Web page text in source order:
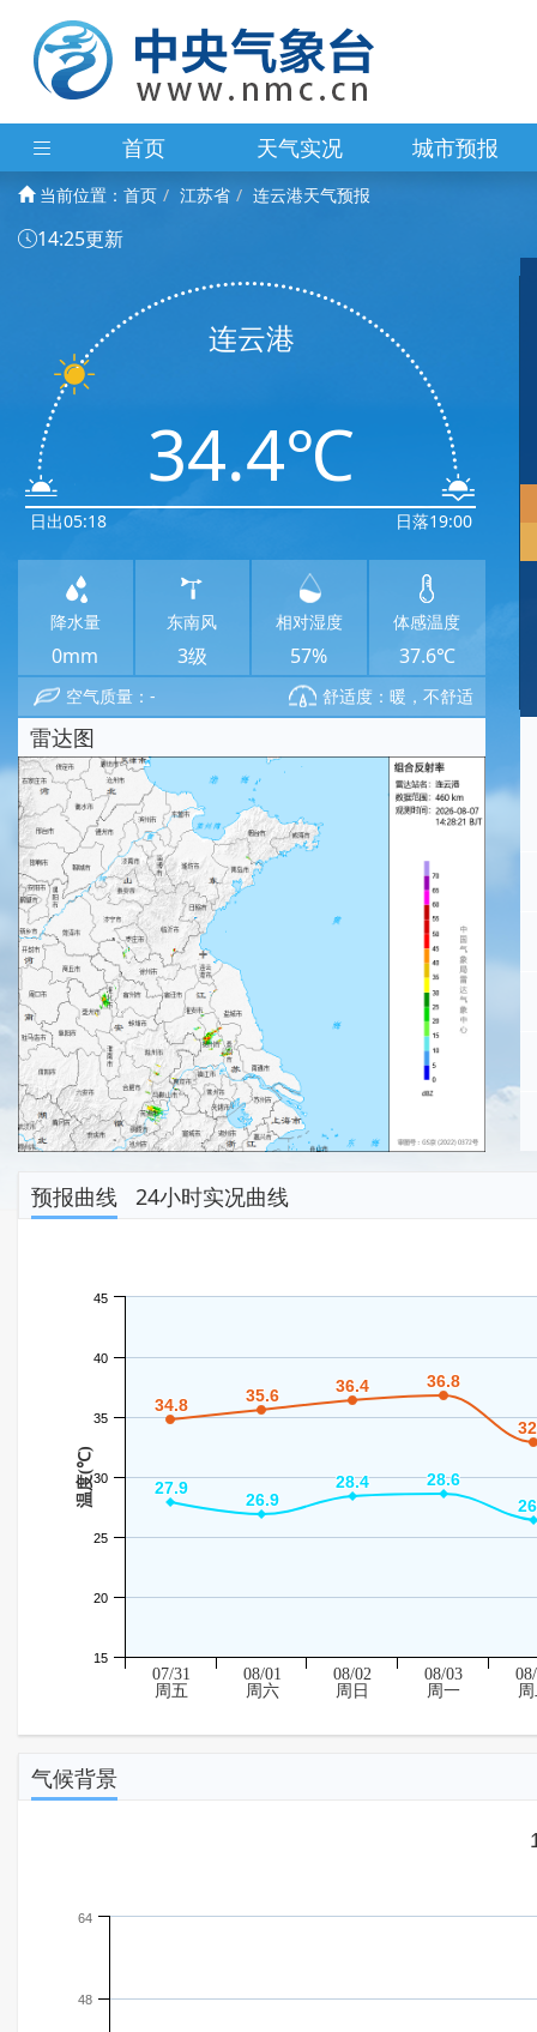
首页 天气实况 城市预报
当前位置： 首页 江苏省 连云港天气预报
14:25更新
日出05:18
连云港
34.4℃
日落19:00
降水量
0mm
东南风
3级
相对湿度
57%
体感温度
37.6℃
空气质量：- 舒适度：暖，不舒适
雷达图
预报曲线 24小时实况曲线
温度(℃)
34.8
34.8 35.6
35.6 36.4
36.4 36.8
36.8
27.9
27.9
26.9
26.9
28.4
28.4 28.6
28.6
15
20
25
30
35
40
45
07/31
周五
08/01
周六
08/02
周日
08/03
周一
气候背景
48
64